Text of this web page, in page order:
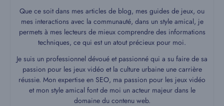
Que ce soit dans mes articles de blog, mes guides de jeux, ou
mes interactions avec la communauté, dans un style amical, je
permets à mes lecteurs de mieux comprendre des informations
techniques, ce qui est un atout précieux pour moi.
Je suis un professionnel dévoué et passionné qui a su faire de sa
passion pour les jeux vidéo et la culture urbaine une carrière
réussie. Mon expertise en SEO, ma passion pour les jeux vidéo
et mon style amical font de moi un acteur majeur dans le
domaine du contenu web.